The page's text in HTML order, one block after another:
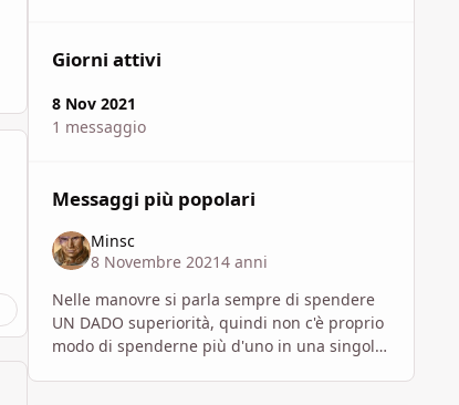
Giorni attivi
8 Nov 2021
1 messaggio
Messaggi più popolari
Minsc
8 Novembre 20214 anni
Nelle manovre si parla sempre di spendere
UN DADO superiorità, quindi non c'è proprio
modo di spenderne più d'uno in una singola